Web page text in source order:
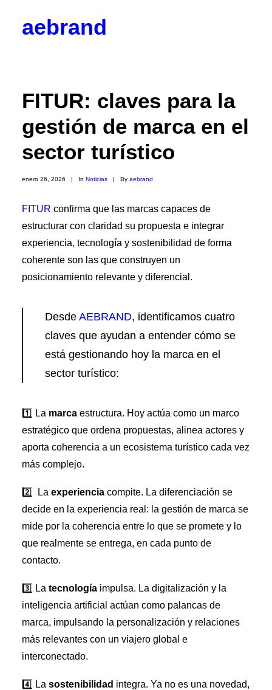
aebrand
Vocalías
Corporativos
Empresas y Partners
Profesionales
Hazte socio
Blog
BrandPulse
BrandSeries
Radio AEBRAND
Premios Aebrand

SEARCH
FITUR: claves para la
gestión de marca en el
sector turístico
enero 26, 2026 | In Noticias | By aebrand
FITUR confirma que las marcas capaces de
estructurar con claridad su propuesta e integrar
experiencia, tecnología y sostenibilidad de forma
coherente son las que construyen un
posicionamiento relevante y diferencial.
Desde AEBRAND, identificamos cuatro
claves que ayudan a entender cómo se
está gestionando hoy la marca en el
sector turístico:
1️⃣ La marca estructura. Hoy actúa como un marco
estratégico que ordena propuestas, alinea actores y
aporta coherencia a un ecosistema turístico cada vez
más complejo.
2️⃣ La experiencia compite. La diferenciación se
decide en la experiencia real: la gestión de marca se
mide por la coherencia entre lo que se promete y lo
que realmente se entrega, en cada punto de
contacto.
3️⃣ La tecnología impulsa. La digitalización y la
inteligencia artificial actúan como palancas de
marca, impulsando la personalización y relaciones
más relevantes con un viajero global e
interconectado.
4️⃣ La sostenibilidad integra. Ya no es una novedad,